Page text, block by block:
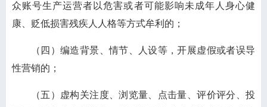
众账号生产运营者以危害或者可能影响未成年人身心健
康、贬低损害残疾人人格等方式牟利的；
（四）编造背景、情节、人设等，开展虚假或者误导
性营销的；
（五）虚构关注度、浏览量、点击量、评价评分、投